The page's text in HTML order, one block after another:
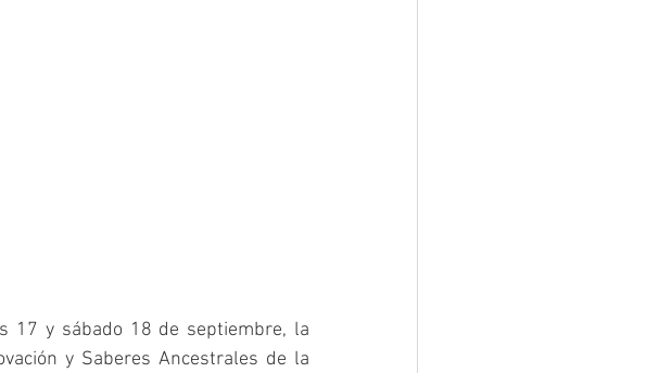
17 y sábado 18 de septiembre, la
y Saberes Ancestrales de la